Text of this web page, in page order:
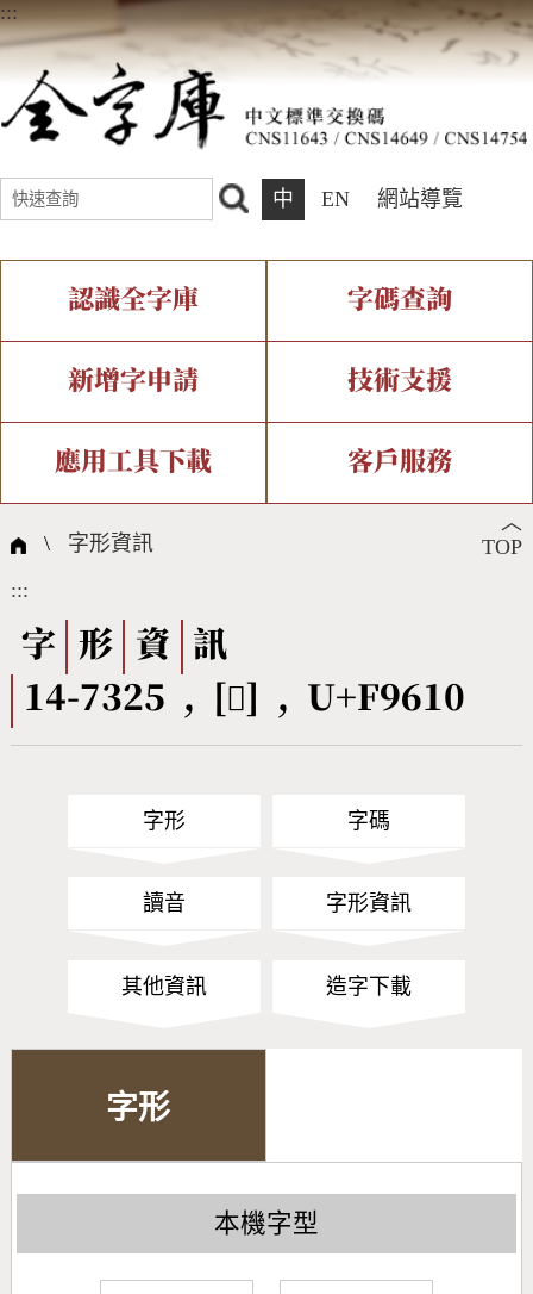
:::
中 EN 網站導覽
認識全字庫
全字庫介紹 全字庫現況
中文碼介紹 專有名詞介紹
國際字碼相關組織
字碼查詢
IDS查詢 部件查詢
複合查詢 注音查詢
筆畫查詢
筆順序查詢
CNS查詢 Unicode查詢
新增字申請
新字申請處理流程
技術支援
字形即時顯示 造字解決方案
全字庫授權 轉碼Web Service
應用工具下載
個人電腦造字處理工具
字形下載
客戶服務
問題集
熱門查詢統計
︿
TOP
\ 字形資訊
:::
字 形 資
訊
14-7325 , [󹘐] , U+F9610
字形 字碼
讀音 字形資訊
其他資訊 造字下載
字形
本機字型